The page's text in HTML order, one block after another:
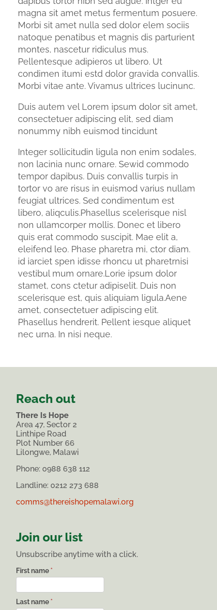
magna sit amet metus fermentum posuere.
Morbi sit amet nulla sed dolor elem sociis
natoque penatibus et magnis dis parturient
montes, nascetur ridiculus mus.
Pellentesque adipieros ut libero. Ut
condimen itumi estd dolor gravida convallis.
Morbi vitae ante. Vivamus ultrices lucinunc.
Duis autem vel Lorem ipsum dolor sit amet,
consectetuer adipiscing elit, sed diam
nonummy nibh euismod tincidunt
Integer sollicitudin ligula non enim sodales,
non lacinia nunc ornare. Sewid commodo
tempor dapibus. Duis convallis turpis in
tortor vo are risus in euismod varius nullam
feugiat ultrices. Sed condimentum est
libero, aliqculis.Phasellus scelerisque nisl
non ullamcorper mollis. Donec et libero
quis erat commodo suscipit. Mae elit a,
eleifend leo. Phase pharetra mi, ctor diam.
id iarciet spen idisse rhoncu ut pharetrnisi
vestibul mum ornare.Lorie ipsum dolor
stamet, cons ctetur adipiselit. Duis non
scelerisque est, quis aliquiam ligula.Aene
amet, consectetuer adipiscing elit.
Phasellus hendrerit. Pellent iesque aliquet
nec urna. In nisi neque.
Reach out
There Is Hope
Area 47, Sector 2
Linthipe Road
Plot Number 66
Lilongwe, Malawi
Phone: 0988 638 112
Landline: 0212 273 688
comms@thereishopemalawi.org
Join our list
Unsubscribe anytime with a click.
List
subscribe
First name *
Last name *